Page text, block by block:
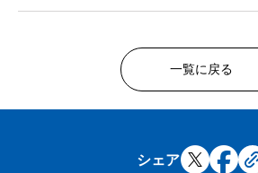
一覧に戻る
シェア